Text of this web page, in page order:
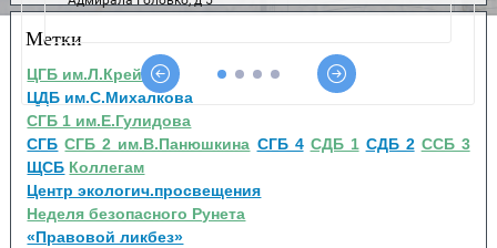
Метки
ЦГБ им.Л.Крейна
ЦДБ им.С.Михалкова
СГБ 1 им.Е.Гулидова
СГБ СГБ 2 им.В.Панюшкина СГБ 4 СДБ 1 СДБ 2 ССБ 3
ЩСБ Коллегам
Центр экологич.просвещения
Неделя безопасного Рунета
«Правовой ликбез»